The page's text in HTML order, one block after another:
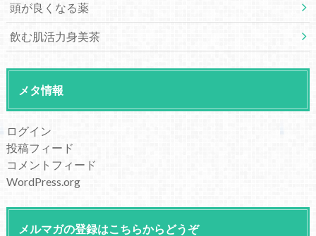
頭が良くなる薬
飲む肌活力身美茶
メタ情報
ログイン
投稿フィード
コメントフィード
WordPress.org
メルマガの登録はこちらからどうぞ